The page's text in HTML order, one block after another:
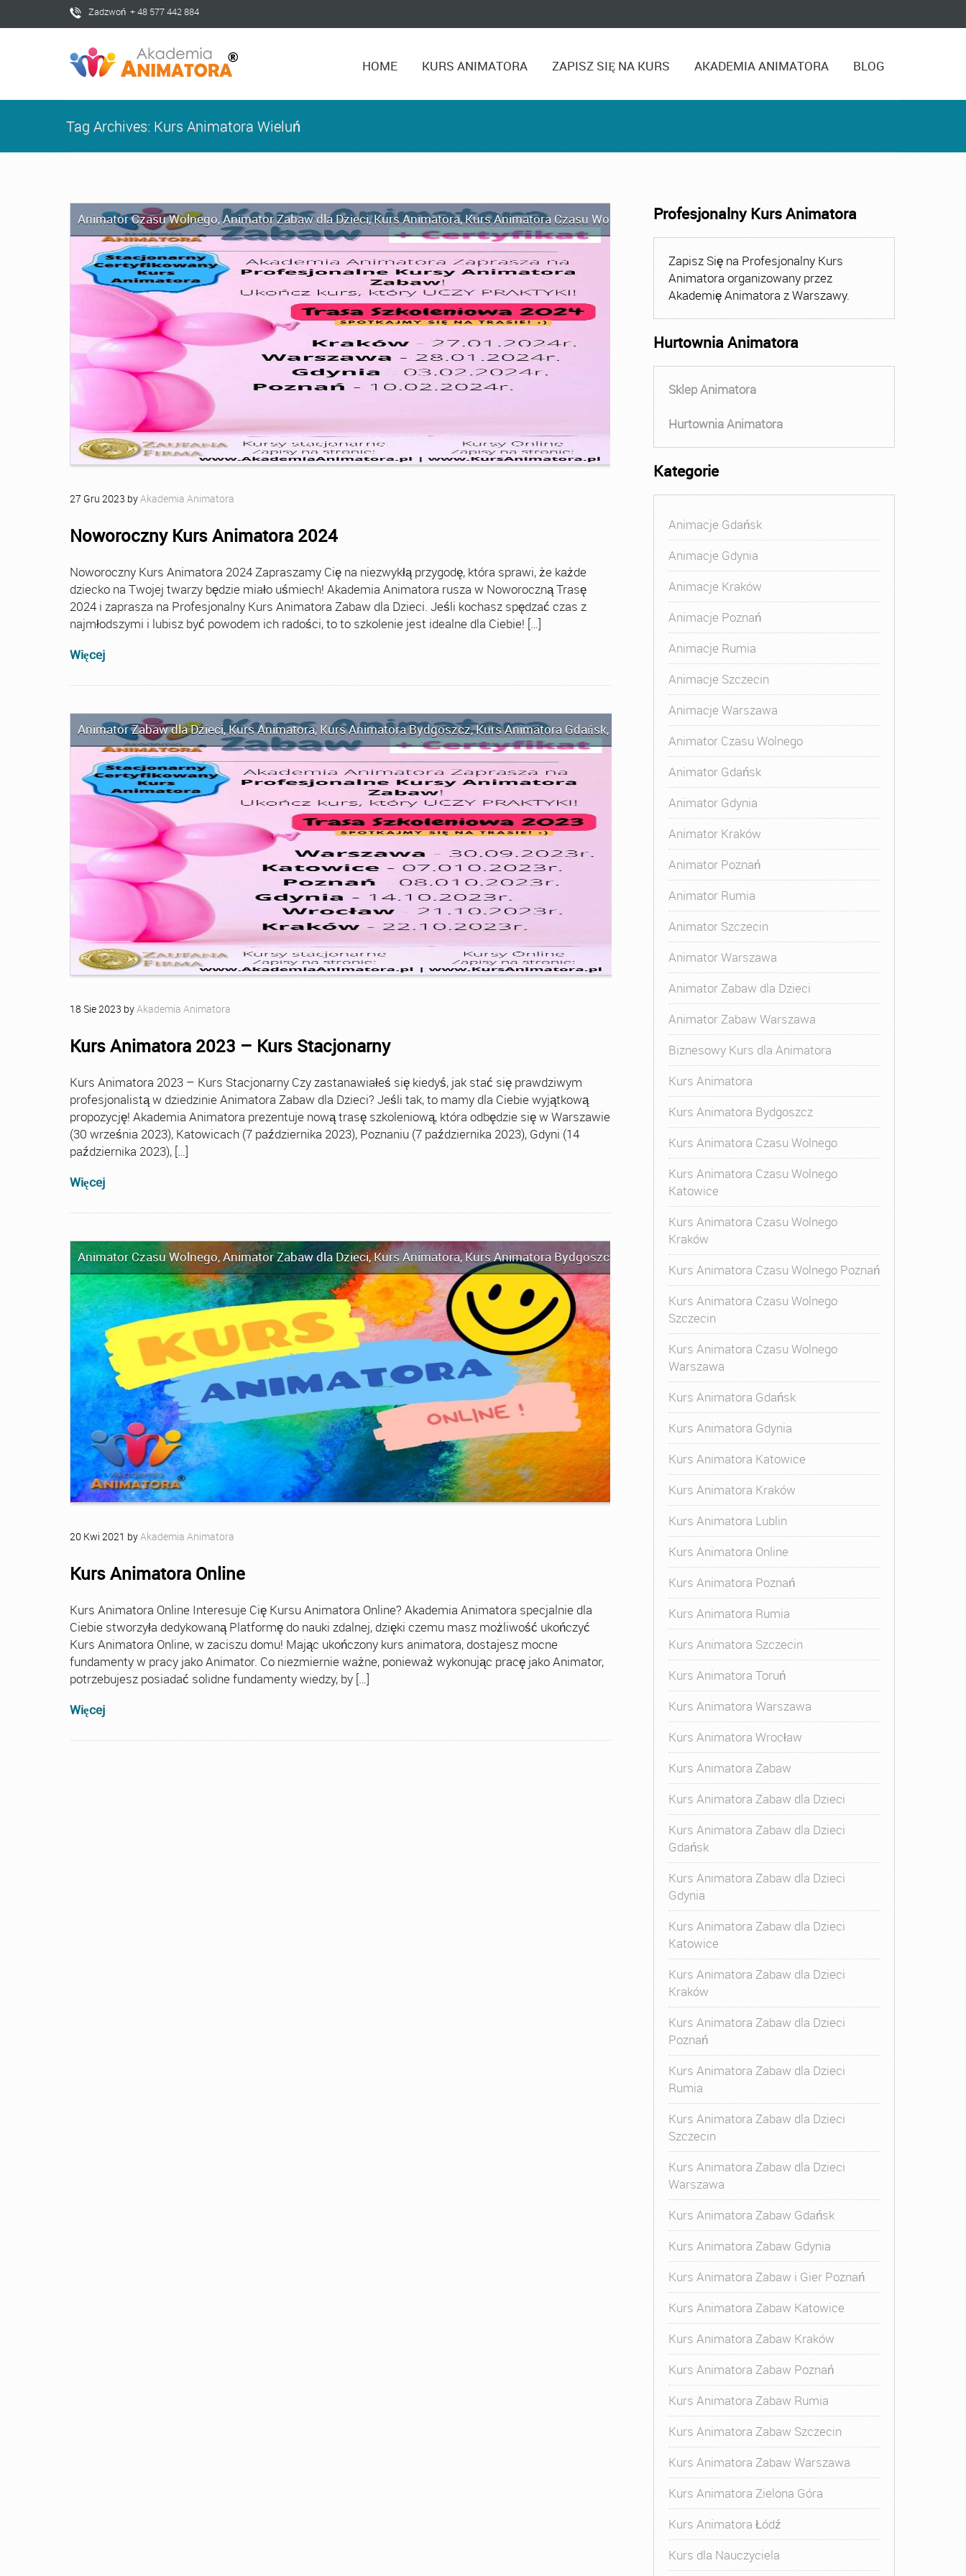
Zadzwoń + 48 577 442 884
HOME KURS ANIMATORA ZAPISZ SIĘ NA KURS AKADEMIA ANIMATORA BLOG
Tag Archives: Kurs Animatora Wieluń
Animator Czasu Wolnego,Animator Zabaw dla Dzieci,Kurs Animatora,Kurs Animatora Czasu Wolnego Kurs Animatora Czasu Wolnego Warszawa
27 Gru 2023 byAkademia Animatora
Noworoczny Kurs Animatora 2024
Noworoczny Kurs Animatora 2024 Zapraszamy Cię na niezwykłą przygodę, która sprawi, że każde
dziecko na Twojej twarzy będzie miało uśmiech! Akademia Animatora rusza w Noworoczną Trasę
2024 i zaprasza na Profesjonalny Kurs Animatora Zabaw dla Dzieci. Jeśli kochasz spędzać czas z
najmłodszymi i lubisz być powodem ich radości, to to szkolenie jest idealne dla Ciebie! […]
Więcej
Animator Zabaw dla Dzieci,Kurs Animatora, Kurs Animatora Bydgoszcz,Kurs Animatora Gdańsk, Kurs Animatora Gdynia,Kurs Animatora Katowice
18 Sie2023 byAkademia Animatora
Kurs Animatora 2023 – Kurs Stacjonarny
Kurs Animatora 2023 – Kurs Stacjonarny Czy zastanawiałeś się kiedyś, jak stać się prawdziwym
profesjonalistą w dziedzinie Animatora Zabaw dla Dzieci? Jeśli tak, to mamy dla Ciebie wyjątkową
propozycję! Akademia Animatora prezentuje nową trasę szkoleniową, która odbędzie się w Warszawie
(30 września 2023), Katowicach (7 października 2023), Poznaniu (7 października 2023), Gdyni (14
października 2023), […]
Więcej
Animator Czasu Wolnego,Animator Zabaw dla Dzieci,Kurs Animatora,Kurs Animatora Bydgoszcz Kurs Animatora Czasu Wolnego,Kurs Animatora Czasu
20 Kwi 2021 byAkademia Animatora
Kurs Animatora Online
Kurs Animatora Online Interesuje Cię Kursu Animatora Online? Akademia Animatora specjalnie dla
Ciebie stworzyła dedykowaną Platformę do nauki zdalnej, dzięki czemu masz możliwość ukończyć
Kurs Animatora Online, w zaciszu domu! Mając ukończony kurs animatora, dostajesz mocne
fundamenty w pracy jako Animator. Co niezmiernie ważne, ponieważ wykonując pracę jako Animator,
potrzebujesz posiadać solidne fundamenty wiedzy, by […]
Więcej
Profesjonalny Kurs Animatora
Zapisz Się na Profesjonalny Kurs
Animatora organizowany przez
Akademię Animatora z Warszawy.
Hurtownia Animatora
Sklep Animatora
Hurtownia Animatora
Kategorie
Animacje Gdańsk
Animacje Gdynia
Animacje Kraków
Animacje Poznań
Animacje Rumia
Animacje Szczecin
Animacje Warszawa
Animator Czasu Wolnego
Animator Gdańsk
Animator Gdynia
Animator Kraków
Animator Poznań
Animator Rumia
Animator Szczecin
Animator Warszawa
Animator Zabaw dla Dzieci
Animator Zabaw Warszawa
Biznesowy Kurs dla Animatora
Kurs Animatora
Kurs Animatora Bydgoszcz
Kurs Animatora Czasu Wolnego
Kurs Animatora Czasu Wolnego
Katowice
Kurs Animatora Czasu Wolnego
Kraków
Kurs Animatora Czasu Wolnego Poznań
Kurs Animatora Czasu Wolnego
Szczecin
Kurs Animatora Czasu Wolnego
Warszawa
Kurs Animatora Gdańsk
Kurs Animatora Gdynia
Kurs Animatora Katowice
Kurs Animatora Kraków
Kurs Animatora Lublin
Kurs Animatora Online
Kurs Animatora Poznań
Kurs Animatora Rumia
Kurs Animatora Szczecin
Kurs Animatora Toruń
Kurs Animatora Warszawa
Kurs Animatora Wrocław
Kurs Animatora Zabaw
Kurs Animatora Zabaw dla Dzieci
Kurs Animatora Zabaw dla Dzieci
Gdańsk
Kurs Animatora Zabaw dla Dzieci
Gdynia
Kurs Animatora Zabaw dla Dzieci
Katowice
Kurs Animatora Zabaw dla Dzieci
Kraków
Kurs Animatora Zabaw dla Dzieci
Poznań
Kurs Animatora Zabaw dla Dzieci
Rumia
Kurs Animatora Zabaw dla Dzieci
Szczecin
Kurs Animatora Zabaw dla Dzieci
Warszawa
Kurs Animatora Zabaw Gdańsk
Kurs Animatora Zabaw Gdynia
Kurs Animatora Zabaw i Gier Poznań
Kurs Animatora Zabaw Katowice
Kurs Animatora Zabaw Kraków
Kurs Animatora Zabaw Poznań
Kurs Animatora Zabaw Rumia
Kurs Animatora Zabaw Szczecin
Kurs Animatora Zabaw Warszawa
Kurs Animatora Zielona Góra
Kurs Animatora Łódź
Kurs dla Nauczyciela